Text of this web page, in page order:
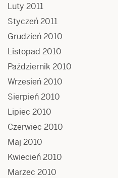
Luty 2011
Styczeń 2011
Grudzień 2010
Listopad 2010
Październik 2010
Wrzesień 2010
Sierpień 2010
Lipiec 2010
Czerwiec 2010
Maj 2010
Kwiecień 2010
Marzec 2010